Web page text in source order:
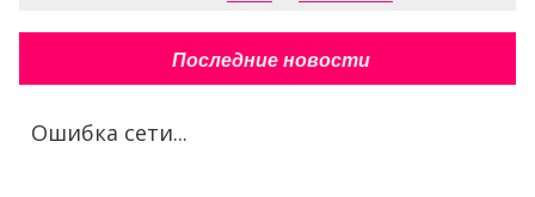
Последние новости
Ошибка сети...